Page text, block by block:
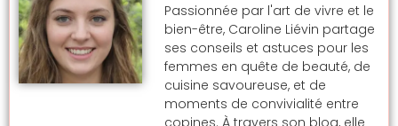
Passionnée par l'art de vivre et le
bien-être, Caroline Liévin partage
ses conseils et astuces pour les
femmes en quête de beauté, de
cuisine savoureuse, et de
moments de convivialité entre
copines. À travers son blog, elle